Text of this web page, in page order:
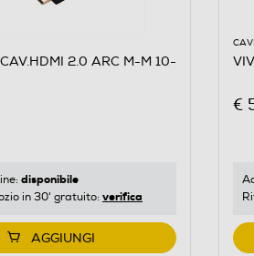
2.0 ARC M-M 10-
disponibile
in 30' gratuito: verifica
AGGIUNGI
CAVI
€